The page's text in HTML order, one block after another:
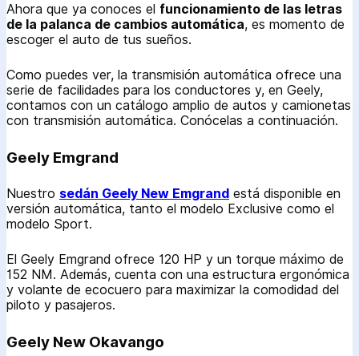
Ahora que ya conoces el funcionamiento de las letras
de la palanca de cambios automática, es momento de
escoger el auto de tus sueños.
Como puedes ver, la transmisión automática ofrece una
serie de facilidades para los conductores y, en Geely,
contamos con un catálogo amplio de autos y camionetas
con transmisión automática. Conócelas a continuación.
Geely Emgrand
Nuestro sedán Geely New Emgrand está disponible en
versión automática, tanto el modelo Exclusive como el
modelo Sport.
El Geely Emgrand ofrece 120 HP y un torque máximo de
152 NM. Además, cuenta con una estructura ergonómica
y volante de ecocuero para maximizar la comodidad del
piloto y pasajeros.
Geely New Okavango